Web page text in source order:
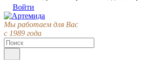
Войти
Мы работаем для Вас
с 1989 года